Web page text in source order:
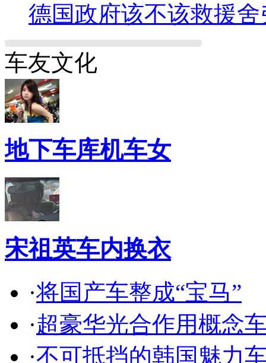
德国政府该不该救援舍
车友文化
地下车库机车女
宋祖英车内换衣
·将国产车整成“宝马”
·超豪华光合作用概念
·不可抵挡的韩国魅力